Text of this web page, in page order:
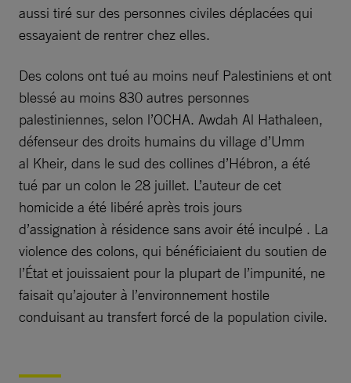
aussi tiré sur des personnes civiles déplacées qui
essayaient de rentrer chez elles.
Des colons ont tué au moins neuf Palestiniens et ont
blessé au moins 830 autres personnes
palestiniennes, selon l’OCHA. Awdah Al Hathaleen,
défenseur des droits humains du village d’Umm
al Kheir, dans le sud des collines d’Hébron, a été
tué par un colon le 28 juillet. L’auteur de cet
homicide a été libéré après trois jours
d’assignation à résidence sans avoir été inculpé . La
violence des colons, qui bénéficiaient du soutien de
l’État et jouissaient pour la plupart de l’impunité, ne
faisait qu’ajouter à l’environnement hostile
conduisant au transfert forcé de la population civile.